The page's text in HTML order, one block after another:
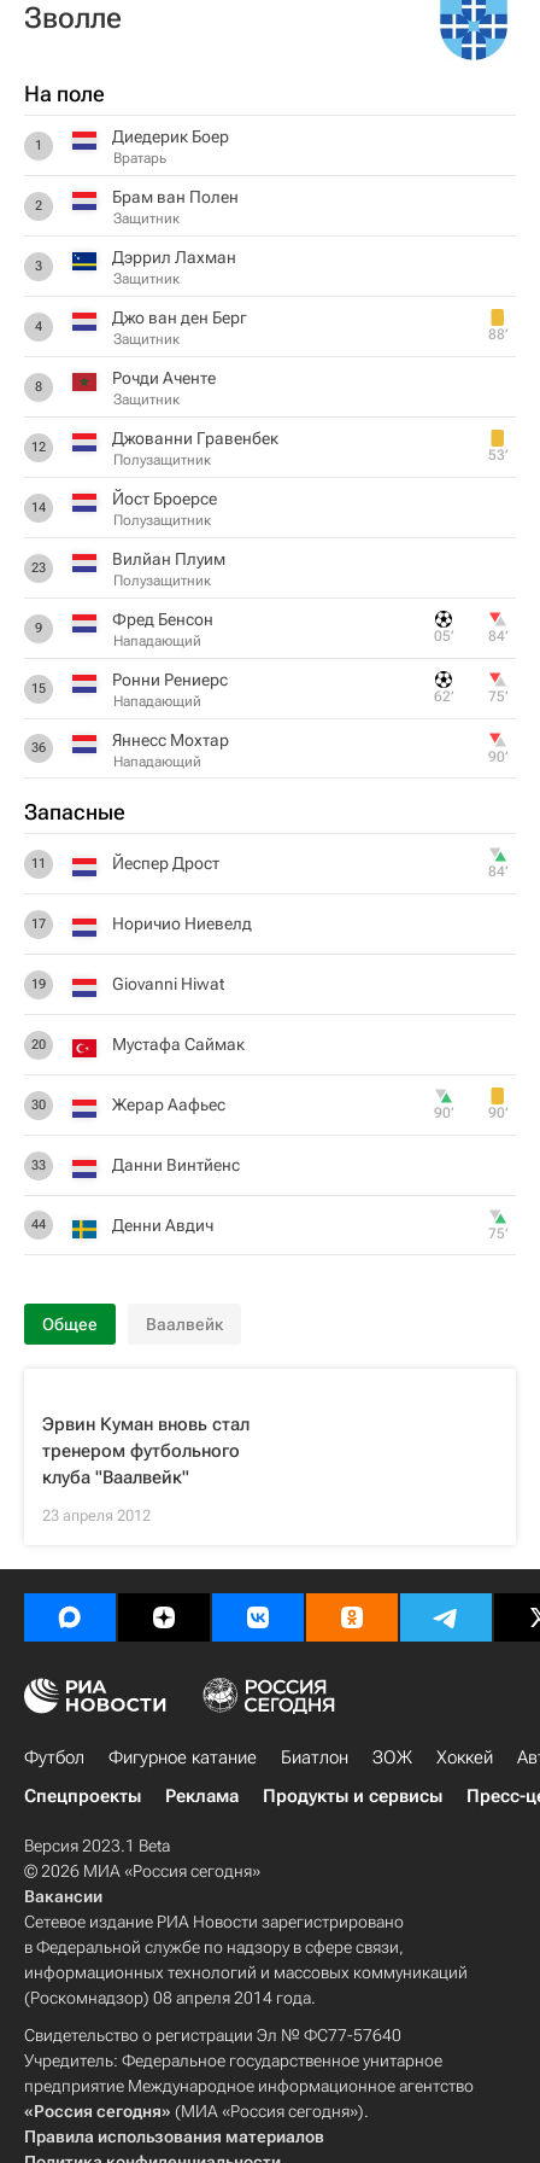
Зволле
На поле
1 Диедерик Боер
Вратарь
2 Брам ван Полен
Защитник
3 Дэррил Лахман
Защитник
4 Джо ван ден Берг
Защитник 88‎’‎
8 Рочди Аченте
Защитник
12 Джованни Гравенбек
Полузащитник 53‎’‎
14 Йост Броерсе
Полузащитник
23 Вилйан Плуим
Полузащитник
9 Фред Бенсон
Нападающий 05‎’‎ 84‎’‎
15 Ронни Рениерс
Нападающий 62‎’‎ 75‎’‎
36 Яннесс Мохтар
Нападающий 90‎’‎
Запасные
11 Йеспер Дрост 84‎’‎
17 Норичио Ниевелд
19 Giovanni Hiwat
20 Мустафа Саймак
30 Жерар Аафьес 90‎’‎ 90‎’‎
33 Данни Винтйенс
44 Денни Авдич 75‎’‎
Общее Ваалвейк
Эрвин Куман вновь стал
тренером футбольного
клуба "Ваалвейк"
23 апреля 2012
Футбол Фигурное катание Биатлон ЗОЖ Хоккей
Спецпроекты
Реклама Продукты и сервисы Пресс-
Версия 2023.1 Beta
© 2026 МИА «Россия сегодня»
Вакансии
Сетевое издание РИА Новости зарегистрировано
в Федеральной службе по надзору в сфере связи,
информационных технологий и массовых коммуникаций
(Роскомнадзор) 08 апреля 2014 года.
Свидетельство о регистрации Эл № ФС77-57640
Учредитель: Федеральное государственное унитарное
предприятие Международное информационное агентство
«Россия сегодня» (МИА «Россия сегодня»).
Правила использования материалов